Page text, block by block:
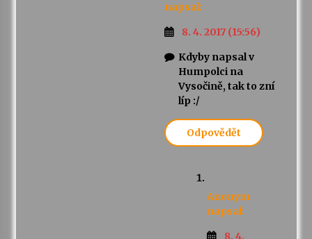
napsal:
8. 4. 2017 (15:56)
Kdyby napsal v
Humpolci na
Vysočině, tak to zní
líp :/
Odpovědět
Anonym
napsal:
8. 4.